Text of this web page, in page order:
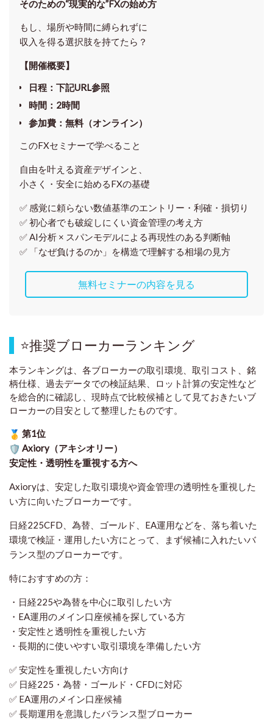
そのための“現実的な”FXの始め方
もし、場所や時間に縛られずに
収入を得る選択肢を持てたら？
【開催概要】
日程：下記URL参照
時間： 2時間
参加費： 無料（オンライン）
このFXセミナーで学べること
自由を叶える資産デザインと、
小さく・安全に始めるFXの基礎
✅ 感覚に頼らない数値基準のエントリー・利確・損切り
✅ 初心者でも破綻しにくい資金管理の考え方
✅ AI分析 × スパンモデルによる再現性のある判断軸
✅ 「なぜ負けるのか」を構造で理解する相場の見方
無料セミナーの内容を見る
⭐推奨ブローカーランキング
本ランキングは、各ブローカーの取引環境、取引コスト、銘
柄仕様、過去データでの検証結果、ロット計算の安定性など
を総合的に確認し、現時点で比較候補として見ておきたいブ
ローカーの目安として整理したものです。
第1位
Axiory（アキシオリー）
安定性・透明性を重視する方へ
Axioryは、安定した取引環境や資金管理の透明性を重視した
い方に向いたブローカーです。
日経225CFD、為替、ゴールド、EA運用などを、落ち着いた
環境で検証・運用したい方にとって、まず候補に入れたいバ
ランス型のブローカーです。
特におすすめの方：
・日経225や為替を中心に取引したい方
・EA運用のメイン口座候補を探している方
・安定性と透明性を重視したい方
・長期的に使いやすい取引環境を準備したい方
✅ 安定性を重視したい方向け
✅ 日経225・為替・ゴールド・CFDに対応
✅ EA運用のメイン口座候補
✅ 長期運用を意識したバランス型ブローカー